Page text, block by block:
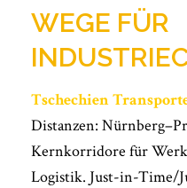
WEGE FÜR
Tschechien
Distanzen:
Kernkorridore für
Logistik. Just-in-Time/